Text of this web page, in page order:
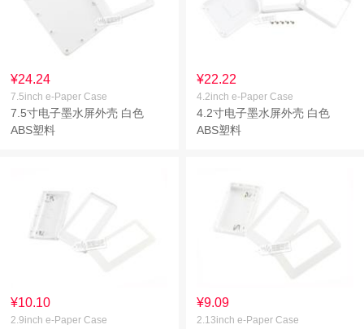
¥24.24
7.5inch e-Paper Case
7.5寸电子墨水屏外壳 白色
ABS塑料
¥22.22
4.2inch e-Paper Case
4.2寸电子墨水屏外壳 白色
ABS塑料
¥10.10
2.9inch e-Paper Case
¥9.09
2.13inch e-Paper Case